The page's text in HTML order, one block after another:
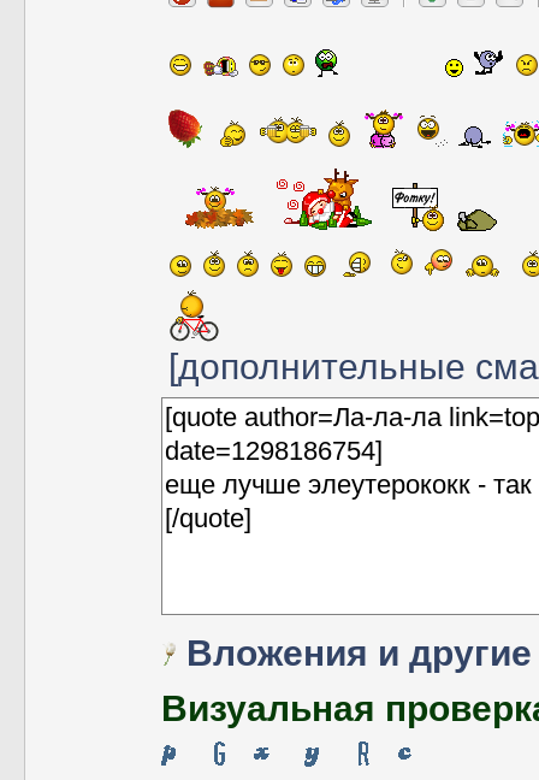
[дополнительные
Вложения и
Визуальная